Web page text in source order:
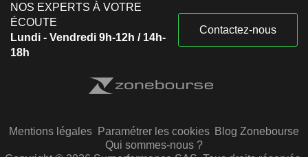
NOS EXPERTS À VOTRE
ÉCOUTE
Lundi - Vendredi 9h-12h / 14h-
18h
Contactez-nous
Mentions légales Paramétrer les cookies Blog Zonebourse
Qui sommes-nous ?